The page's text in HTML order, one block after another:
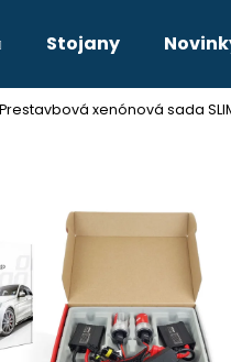
Stojany
Prestavbová xenónová sada SLIM
nájsť?